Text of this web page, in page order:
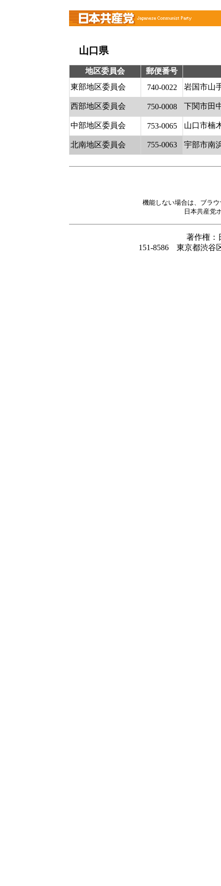
山口県
地区委員会
郵便番号
東部地区委員会
740-0022 岩国市山
西部地区委員会 750-0008 下関市田
中部地区委員会 753-0065 山口市楠
北南地区委員会 755-0063 宇部市南
機能しない場合は、ブラ
日本共産党
著作権：
151-8586 東京都渋谷